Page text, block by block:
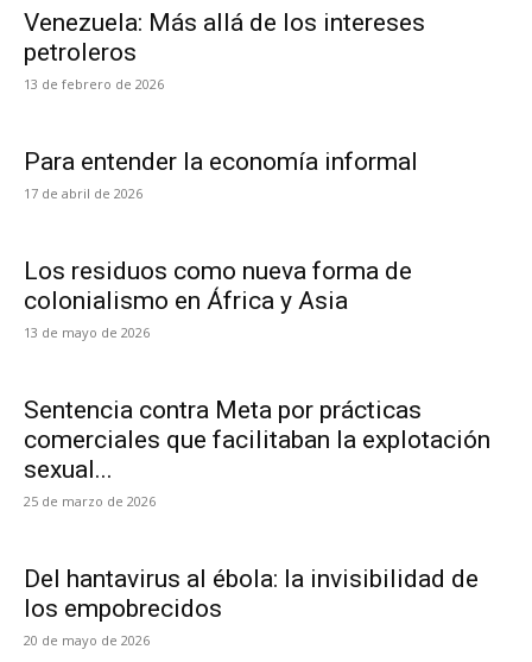
Venezuela: Más allá de los intereses
petroleros
13 de febrero de 2026
Para entender la economía informal
17 de abril de 2026
Los residuos como nueva forma de
colonialismo en África y Asia
13 de mayo de 2026
Sentencia contra Meta por prácticas
comerciales que facilitaban la explotación
sexual...
25 de marzo de 2026
Del hantavirus al ébola: la invisibilidad de
los empobrecidos
20 de mayo de 2026